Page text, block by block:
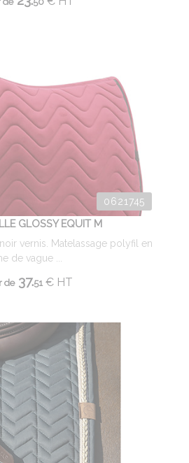
0621745
GLOSSY EQUIT M
vernis. Matelassage polyfil en
de vague ...
de37.51 €HT